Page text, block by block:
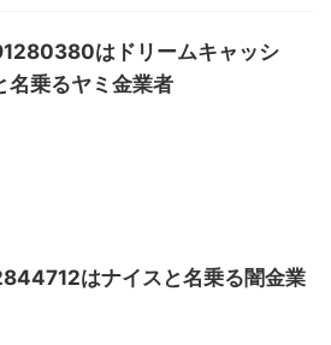
はドリームキャッシ
名乗るヤミ金業者
はナイスと名乗る闇金業